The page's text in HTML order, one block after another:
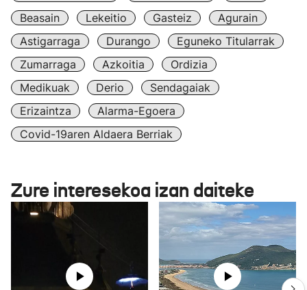
Beasain
Lekeitio Gasteiz
Agurain
Astigarraga
Durango
Eguneko Titularrak
Zumarraga
Azkoitia
Ordizia
Medikuak
Derio
Sendagaiak
Erizaintza
Alarma-Egoera
Covid-19aren Aldaera Berriak
Zure interesekoa izan daiteke